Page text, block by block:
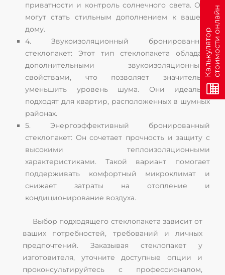
приватности и контроль солнечного света. Они
могут стать стильным дополнением к вашему
дому.
4. Звукоизоляционный бронированный
стеклопакет: Этот тип стеклопакета обладает
дополнительными звукоизоляционными
свойствами, что позволяет значительно
уменьшить уровень шума. Они идеально
подходят для квартир, расположенных в шумных
районах.
5. Энергоэффективный бронированный
стеклопакет: Он сочетает прочность и защиту с
высокими теплоизоляционными
характеристиками. Такой вариант помогает
поддерживать комфортный микроклимат и
снижает затраты на отопление и
кондиционирование воздуха.
Выбор подходящего стеклопакета зависит от
ваших потребностей, требований и личных
предпочтений. Заказывая стеклопакет у
изготовителя, уточните доступные опции и
проконсультируйтесь с профессионалом,
К
а
л
ь
к
у
л
я
т
о
р
с
т
о
и
м
о
с
т
и
о
н
л
а
йн